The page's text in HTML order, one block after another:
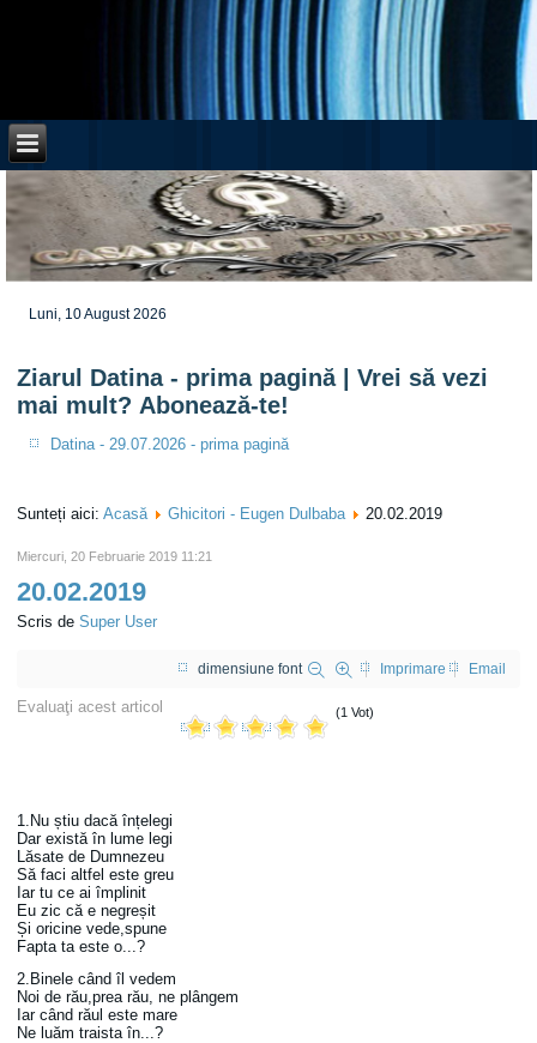
Luni, 10 August 2026
Ziarul Datina - prima pagină | Vrei să vezi
mai mult? Abonează-te!
Datina - 29.07.2026 - prima pagină
Sunteți aici:Acasă Ghicitori - Eugen Dulbaba 20.02.2019
Miercuri, 20 Februarie 2019 11:21
20.02.2019
Scris deSuper User
dimensiune font Imprimare Email
Evaluaţi acest articol (1 Vot)
1.Nu știu dacă înțelegi
Dar există în lume legi
Lăsate de Dumnezeu
Să faci altfel este greu
Iar tu ce ai împlinit
Eu zic că e negreșit
Și oricine vede,spune
Fapta ta este o...?
2.Binele când îl vedem
Noi de rău,prea rău, ne plângem
Iar când răul este mare
Ne luăm traista în...?